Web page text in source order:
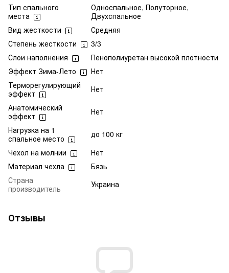
Тип спального
места
Односпальное, Полуторное,
Двухспальное
Вид жесткости
Средняя
Степень жесткости
3/3
Слои наполнения
Пенополиуретан высокой плотности
Эффект Зима-Лето
Нет
Терморегулирующий
эффект
Нет
Анатомический
эффект
Нет
Нагрузка на 1
спальное место
до 100 кг
Чехол на молнии
Нет
Материал чехла
Бязь
Страна
производитель
Украина
Отзывы